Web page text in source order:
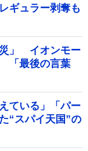
ギュラー剥奪も
災」 イオンモー
「最後の言葉
ている」「パー
“スパイ天国”の